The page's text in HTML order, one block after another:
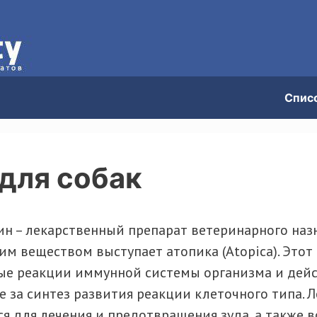
собак
– лекарственный препарат ветеринарного
веществом выступает атопика (Atopica).
реакции иммунной системы организма и
синтез развития реакции клеточного типа.